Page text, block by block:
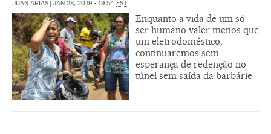
JUAN ARIAS | JAN 28, 2019 - 19:54 EST
Enquanto a vida de um só
ser humano valer menos que
um eletrodoméstico,
continuaremos sem
esperança de redenção no
túnel sem saída da barbárie